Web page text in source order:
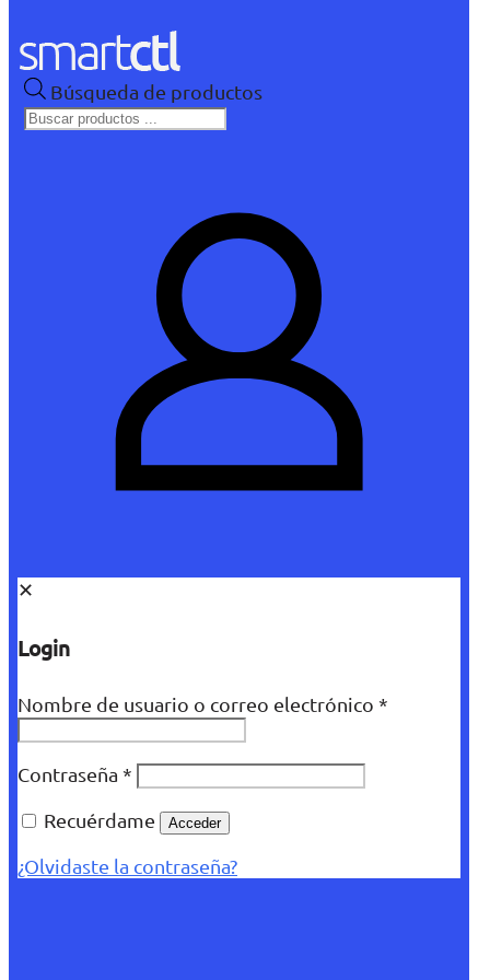
Búsqueda de productos
✕
Login
Nombre de usuario o correo electrónico *
Contraseña *
Recuérdame
Acceder
¿Olvidaste la contraseña?